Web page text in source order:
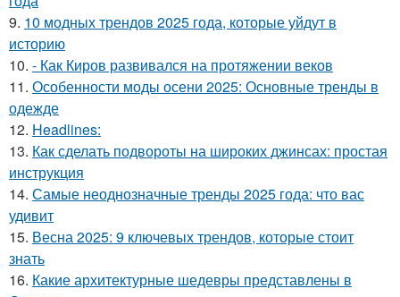
9. 10 модных трендов 2025 года, которые уйдут в
историю
10. - Как Киров развивался на протяжении веков
11. Особенности моды осени 2025: Основные тренды в
одежде
12. Headlines:
13. Как сделать подвороты на широких джинсах: простая
инструкция
14. Самые неоднозначные тренды 2025 года: что вас
удивит
15. Весна 2025: 9 ключевых трендов, которые стоит
знать
16. Какие архитектурные шедевры представлены в